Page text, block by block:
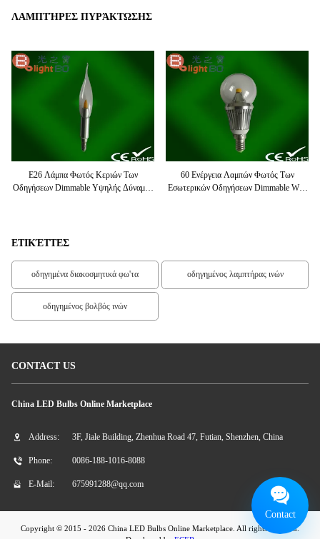
ΛΑΜΠΤΉΡΕΣ ΠΥΡΆΚΤΩΣΗΣ
E26 Λάμπα Φωτός Κεριών Των
Οδηγήσεων Dimmable Υψηλής Δύναμης
60 Ενέργεια Λαμπών Φωτός Των
Εσωτερικών Οδηγήσεων Dimmable Watt
ΕΤΙΚΈΤΤΕΣ
οδηγημένα διακοσμητικά φω'τα οδηγημένος λαμπτήρας ινών
οδηγημένος βολβός ινών
CONTACT US
China LED Bulbs Online Marketplace
Address: 3F, Jiale Building, Zhenhua Road 47, Futian, Shenzhen, China
Phone: 0086-188-1016-8088
E-Mail: 675991288@qq.com
Copyright © 2015 - 2026 China LED Bulbs Online Marketplace. All rights reserved.
Contact